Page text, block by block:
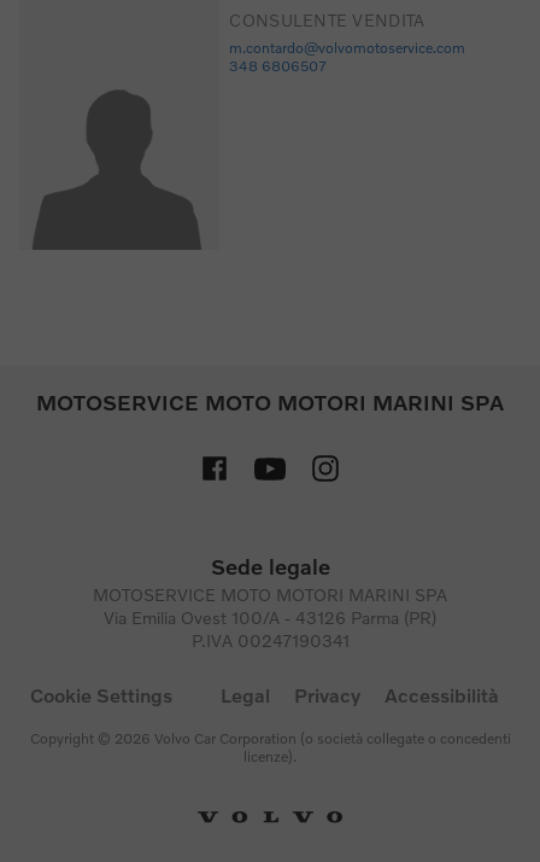
CONSULENTE VENDITA
m.contardo@volvomotoservice.com
348 6806507
MOTOSERVICE MOTO MOTORI MARINI SPA
Sede legale
MOTOSERVICE MOTO MOTORI MARINI SPA
Via Emilia Ovest 100/A - 43126 Parma (PR)
P.IVA 00247190341
Cookie Settings Legal Privacy Accessibilità
Copyright © 2026 Volvo Car Corporation (o società collegate o concedenti
licenze).